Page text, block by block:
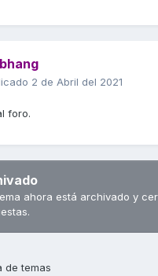
2 de Abril del 2021
foro.
ahora está archivado y
de temas